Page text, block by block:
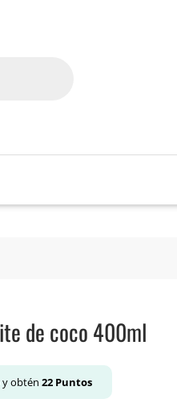
de coco 400ml
y obtén 22 Puntos